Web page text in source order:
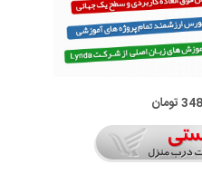
تومان